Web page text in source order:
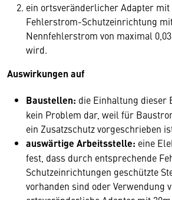
ein ortsveränderlicher Adapter
Fehlerstrom-Schutzeinrichtung
Nennfehlerstrom von maximal
wird.
Auswirkungen auf
Baustellen: die Einhaltung
kein Problem dar, weil für
ein Zusatzschutz vorgeschrieben
auswärtige Arbeitsstelle: eine
fest, dass durch entsprechende
Schutzeinrichtungen geschützte
vorhanden sind oder Verwendung